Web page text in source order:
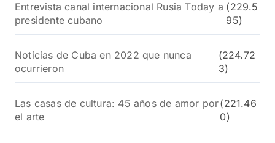
Entrevista canal internacional Rusia Today a
presidente cubano
(229.5
95)
Noticias de Cuba en 2022 que nunca
ocurrieron
(224.72
3)
Las casas de cultura: 45 años de amor por
el arte
(221.46
0)